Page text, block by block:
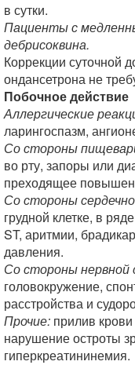
в сутки.
Пациенты с
дебрисоквина.
Коррекции суточной
ондансетрона не
Побочное действие
Аллергические
ларингоспазм,
Со стороны
во рту, запоры или
преходящее
Со стороны
грудной клетке, в
ST, аритмии,
давления.
Со стороны
головокружение,
расстройства и
Прочие: прилив
нарушение остроты
гиперкреатининемия.